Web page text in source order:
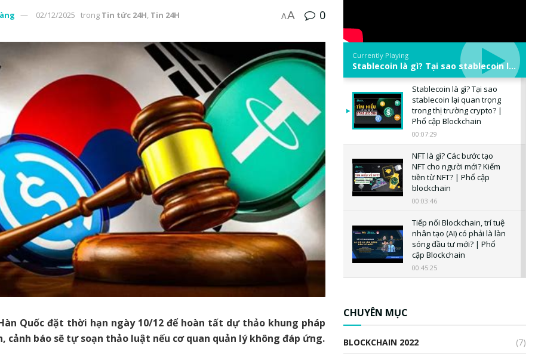
02/12/2025 trong Tin tức 24H, Tin 24H AA 0
Quốc đặt thời hạn ngày 10/12 để hoàn tất dự thảo khung pháp
cảnh báo sẽ tự soạn thảo luật nếu cơ quan quản lý không đáp ứng.
Currently Playing
Stablecoin là gì? Tại sao stablecoin lại quan trọng trong thị trường crypto? | Phổ cập Blockchain
Stablecoin là gì? Tại sao
stablecoin lại quan trọng
trong thị trường crypto? |
Phổ cập Blockchain
00:07:29
NFT là gì? Các bước tạo
NFT cho người mới? Kiếm
tiền từ NFT? | Phổ cập
blockchain
00:03:46
Tiếp nối Blockchain, trí tuệ
nhân tạo (AI) có phải là làn
sóng đầu tư mới? | Phổ
cập Blockchain
00:45:25
CHUYÊN MỤC
BLOCKCHAIN 2022 (7)